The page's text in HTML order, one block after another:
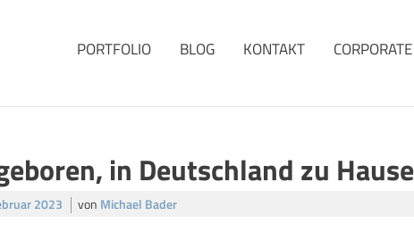
PORTFOLIO BLOG KONTAKT CORPORATE
in Deutschland zu Hause
2023 von Michael Bader